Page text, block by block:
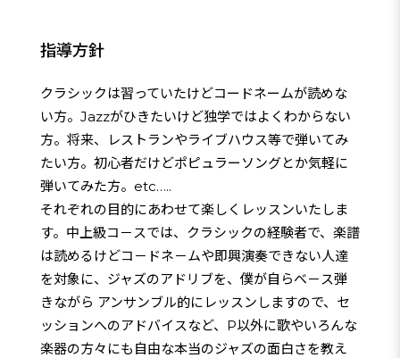
指導方針
クラシックは習っていたけどコードネームが読めな
い方。 Jazzがひきたいけど独学ではよくわからない
方。将来、レストランやライブハウス等で弾いてみ
たい方。初心者だけどポピュラーソングとか気軽に
弾いてみた方。etc…..
それぞれの目的にあわせて楽しくレッスンいたしま
す。 中上級コ－スでは、クラシックの経験者で、楽譜
は読めるけどコ－ドネ－ムや即興演奏できない人達
を対象に、ジャズのアドリブを、僕が自らベ－ス弾
きながら アンサンブル的にレッスンしますので、セ
ッションへのアドバイスなど、P以外に歌やいろんな
楽器の方々にも 自由な本当のジャズの面白さを教え